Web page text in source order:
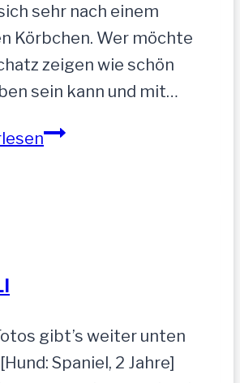
sehr nach einem
Körbchen. Wer möchte
zeigen wie schön
sein kann und mit…
ZEUS
gibt’s weiter unten
Spaniel, 2 Jahre]